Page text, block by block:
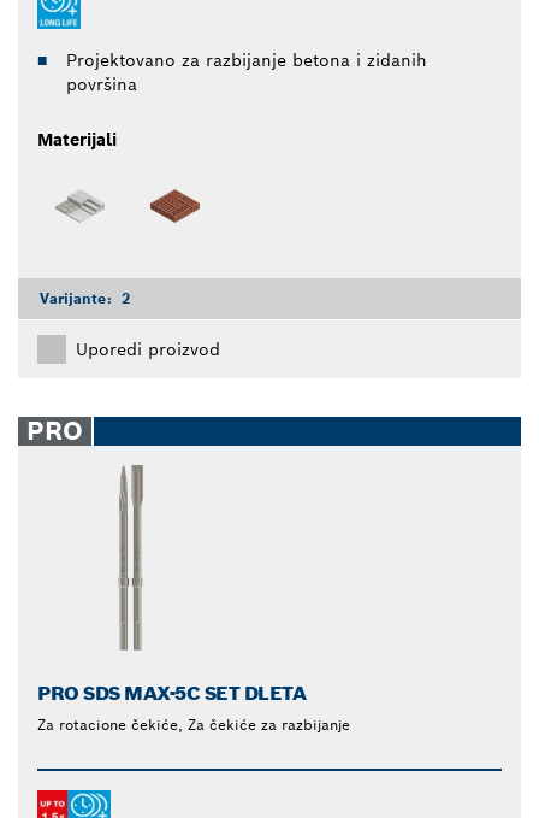
Projektovano za razbijanje betona i zidanih
površina
Materijali
Varijante: 2
Uporedi proizvod
PRO
PRO SDS MAX-5C SET DLETA
Za rotacione čekiće, Za čekiće za razbijanje